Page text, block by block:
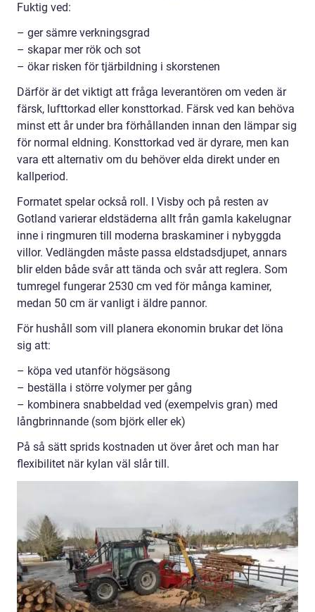
Fuktig ved:
– ger sämre verkningsgrad
– skapar mer rök och sot
– ökar risken för tjärbildning i skorstenen
Därför är det viktigt att fråga leverantören om veden är
färsk, lufttorkad eller konsttorkad. Färsk ved kan behöva
minst ett år under bra förhållanden innan den lämpar sig
för normal eldning. Konsttorkad ved är dyrare, men kan
vara ett alternativ om du behöver elda direkt under en
kallperiod.
Formatet spelar också roll. I Visby och på resten av
Gotland varierar eldstäderna allt från gamla kakelugnar
inne i ringmuren till moderna braskaminer i nybyggda
villor. Vedlängden måste passa eldstadsdjupet, annars
blir elden både svår att tända och svår att reglera. Som
tumregel fungerar 2530 cm ved för många kaminer,
medan 50 cm är vanligt i äldre pannor.
För hushåll som vill planera ekonomin brukar det löna
sig att:
– köpa ved utanför högsäsong
– beställa i större volymer per gång
– kombinera snabbeldad ved (exempelvis gran) med
långbrinnande (som björk eller ek)
På så sätt sprids kostnaden ut över året och man har
flexibilitet när kylan väl slår till.